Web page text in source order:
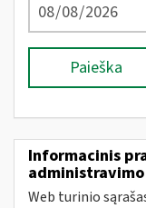
Paieška
Informacinis
Web turinio